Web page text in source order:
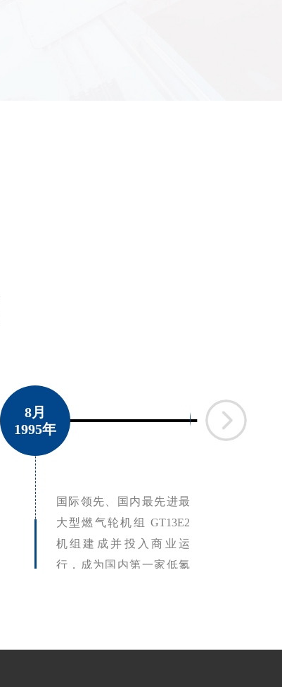
8月
1995年
国际领先、国内最先进最
大型燃气轮机组 GT13E2
机组建成并投入商业运
行，成为国内第一家低氮
8月
2005年